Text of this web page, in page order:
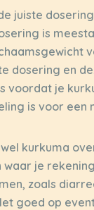
juiste
is
dosering en
voordat je
is voor een
kurkuma
je
zoals
goed op